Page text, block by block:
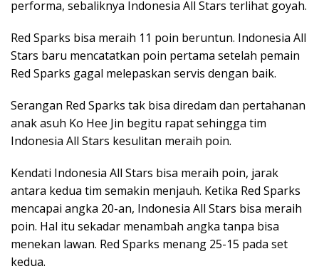
performa, sebaliknya Indonesia All Stars terlihat goyah.
Red Sparks bisa meraih 11 poin beruntun. Indonesia All
Stars baru mencatatkan poin pertama setelah pemain
Red Sparks gagal melepaskan servis dengan baik.
Serangan Red Sparks tak bisa diredam dan pertahanan
anak asuh Ko Hee Jin begitu rapat sehingga tim
Indonesia All Stars kesulitan meraih poin.
Kendati Indonesia All Stars bisa meraih poin, jarak
antara kedua tim semakin menjauh. Ketika Red Sparks
mencapai angka 20-an, Indonesia All Stars bisa meraih
poin. Hal itu sekadar menambah angka tanpa bisa
menekan lawan. Red Sparks menang 25-15 pada set
kedua.